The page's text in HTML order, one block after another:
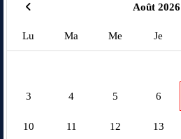
Août 2026
Lu Ma Me Je
3 4 5 6
10 11 12 13